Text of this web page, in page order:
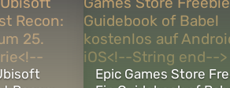
Epic Games Store